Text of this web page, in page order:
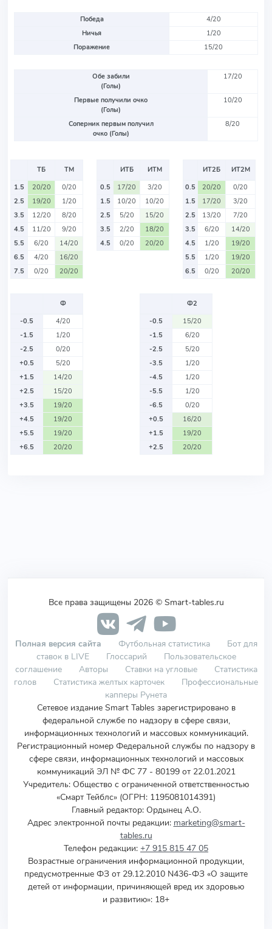
Победа
4/20
Ничья
1/20
Поражение
15/20
Обе забили
(Голы)
17/20
Первые получили очко
(Голы)
10/20
Соперник первым получил
очко (Голы)
8/20
ТБ
ТМ
1.5
20/20
0/20
2.5
19/20
1/20
3.5
12/20
8/20
4.5
11/20
9/20
5.5
6/20
14/20
6.5
4/20
16/20
7.5
0/20 20/20
ИТБ
ИТМ
0.5
17/20
3/20
1.5
10/20
10/20
2.5
5/20
15/20
3.5
2/20
18/20
4.5
0/20 20/20
ИТ2Б
ИТ2М
0.5
20/20
0/20
1.5
17/20
3/20
2.5
13/20
7/20
3.5
6/20
14/20
4.5
1/20
19/20
5.5
1/20
19/20
6.5
0/20 20/20
Ф
-0.5
4/20
-1.5
1/20
-2.5
0/20
+0.5
5/20
+1.5
14/20
+2.5
15/20
+3.5
19/20
+4.5
19/20
+5.5
19/20
+6.5
20/20
Ф2
-0.5
15/20
-1.5
6/20
-2.5
5/20
-3.5
1/20
-4.5
1/20
-5.5
1/20
-6.5
0/20
+0.5
16/20
+1.5
19/20
+2.5
20/20
Все права защищены 2026 © Smart-tables.ru
Полная версия сайта Футбольная статистика
Бот для
ставок в LIVE
Глоссарий
Пользовательское
соглашение
Авторы Ставки на угловые
Статистика
голов
Статистика желтых карточек
Профессиональные
капперы Рунета
Сетевое издание Smart Tables зарегистрировано в
федеральной службе по надзору в сфере связи,
информационных технологий и массовых коммуникаций.
Регистрационный номер Федеральной службы по надзору в
сфере связи, информационных технологий и массовых
коммуникаций ЭЛ № ФС 77 - 80199 от 22.01.2021
Учредитель: Общество с ограниченной ответственностью
«Смарт Тейблс» (ОГРН: 1195081014391)
Главный редактор: Ордынец А.О.
Адрес электронной почты редакции: marketing@smart-
tables.ru
Телефон редакции: +7 915 815 47 05
Возрастные ограничения информационной продукции,
предусмотренные ФЗ от 29.12.2010 N436-ФЗ «О защите
детей от информации, причиняющей вред их здоровью
и развитию»: 18+